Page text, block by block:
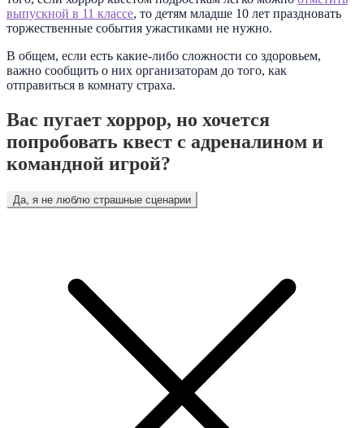
выпускной в 11 классе, то детям младше 10 лет праздновать
торжественные события ужастиками не нужно.
В общем, если есть какие-либо сложности со здоровьем,
важно сообщить о них организаторам до того, как
отправиться в комнату страха.
Вас пугает хоррор, но хочется
попробовать квест с адреналином и
командной игрой?
Да, я не люблю страшные сценарии